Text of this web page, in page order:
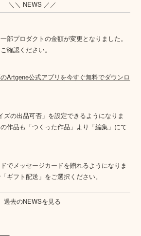
＼＼ NEWS ／／
部プロダクトの金額が変更となりました。
確認ください。
Artgene公式アプリを今すぐ無料でダウンロ
ズの出品可否」を設定できるようになりま
作品も「つくった作品」より「編集」にて
でメッセージカードを贈れるようになりま
ギフト配送」をご選択ください。
過去のNEWSを見る